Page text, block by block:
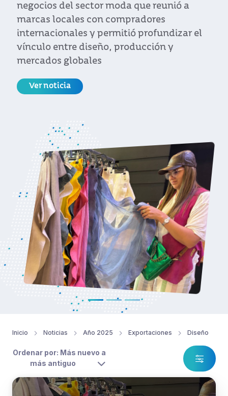
negocios del sector moda que reunió a
marcas locales con compradores
internacionales y permitió profundizar el
vínculo entre diseño, producción y
mercados globales
Ver noticia
Inicio Noticias Año 2025 Exportaciones Diseño